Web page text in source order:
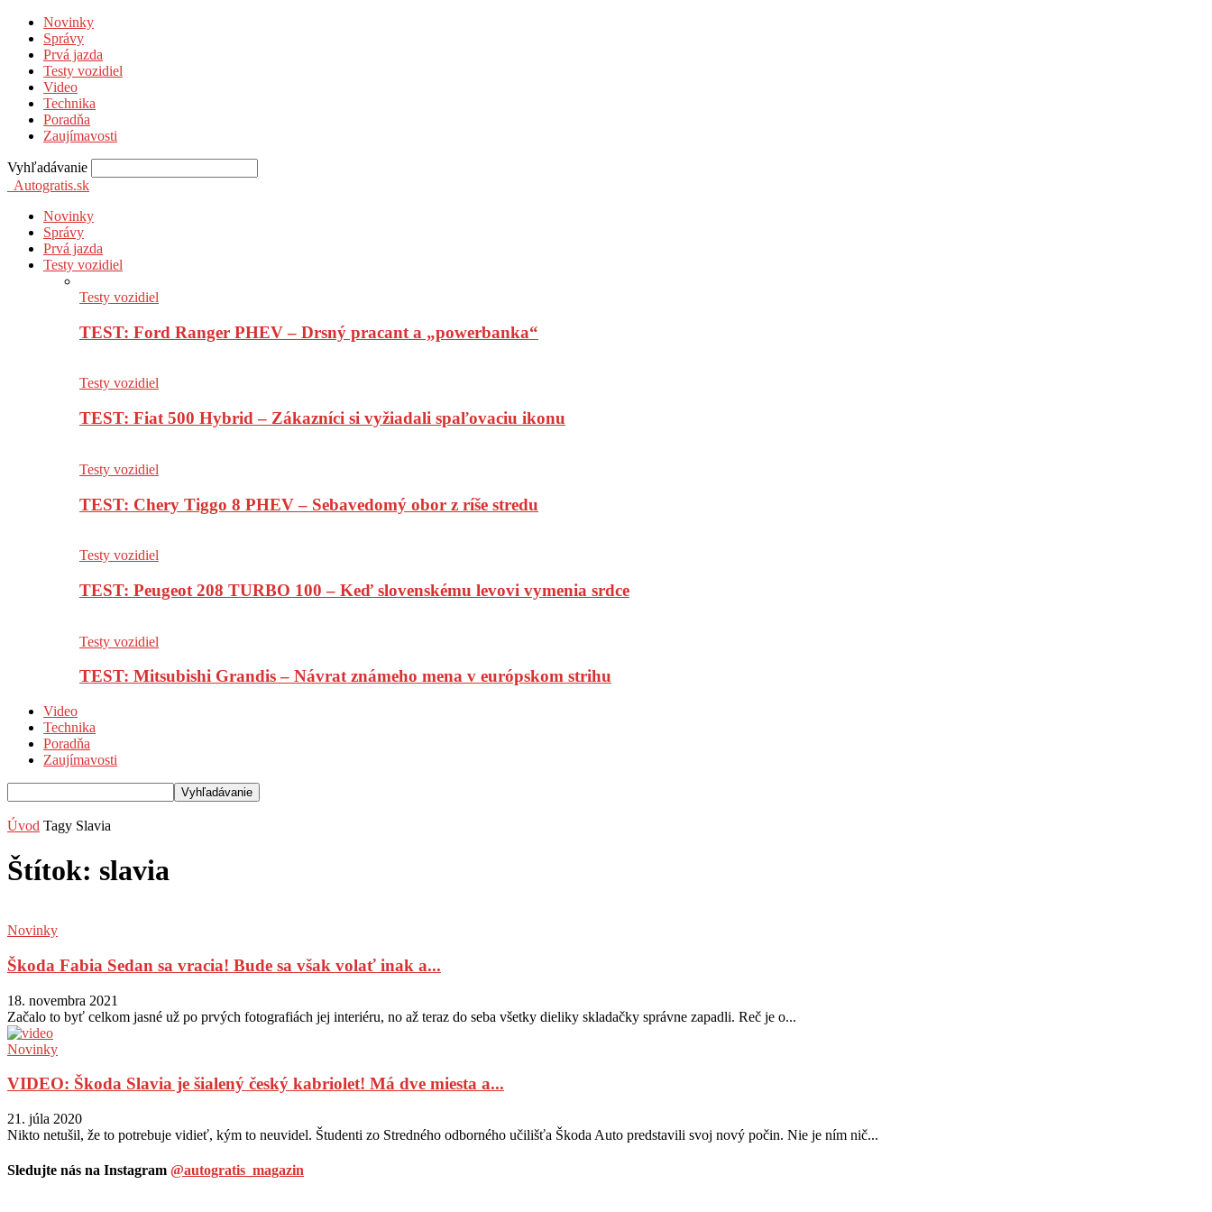
Novinky
Správy
Prvá jazda
Testy vozidiel
Video
Technika
Poradňa
Zaujímavosti
Vyhľadávanie
Autogratis.sk
Novinky
Správy
Prvá jazda
Testy vozidiel
Testy vozidiel
TEST: Ford Ranger PHEV – Drsný pracant a „powerbanka“
Testy vozidiel
TEST: Fiat 500 Hybrid – Zákazníci si vyžiadali spaľovaciu ikonu
Testy vozidiel
TEST: Chery Tiggo 8 PHEV – Sebavedomý obor z ríše stredu
Testy vozidiel
TEST: Peugeot 208 TURBO 100 – Keď slovenskému levovi vymenia srdce
Testy vozidiel
TEST: Mitsubishi Grandis – Návrat známeho mena v európskom strihu
Video
Technika
Poradňa
Zaujímavosti
Úvod Tagy Slavia
Štítok: slavia
Novinky
Škoda Fabia Sedan sa vracia! Bude sa však volať inak a...
18. novembra 2021
Začalo to byť celkom jasné už po prvých fotografiách jej interiéru, no až teraz do seba všetky dieliky skladačky správne zapadli. Reč je o...
Novinky
VIDEO: Škoda Slavia je šialený český kabriolet! Má dve miesta a...
21. júla 2020
Nikto netušil, že to potrebuje vidieť, kým to neuvidel. Študenti zo Stredného odborného učilišťa Škoda Auto predstavili svoj nový počin. Nie je ním nič...
Sledujte nás na Instagram @autogratis_magazin